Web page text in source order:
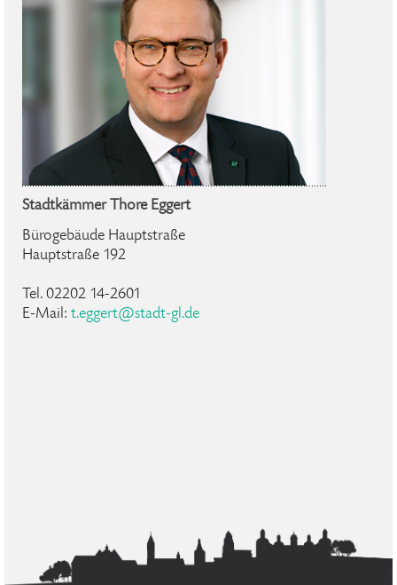
Stadtkämmer Thore Eggert
Bürogebäude Hauptstraße
Hauptstraße 192
Tel. 02202 14-2601
E-Mail: t.eggert@stadt-gl.de